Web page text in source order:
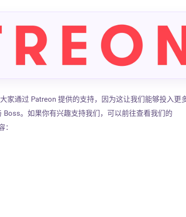
家通过 Patreon 提供的支持，因为这让我们能够投入更
。如果你有兴趣支持我们，可以前往查看我们的
：